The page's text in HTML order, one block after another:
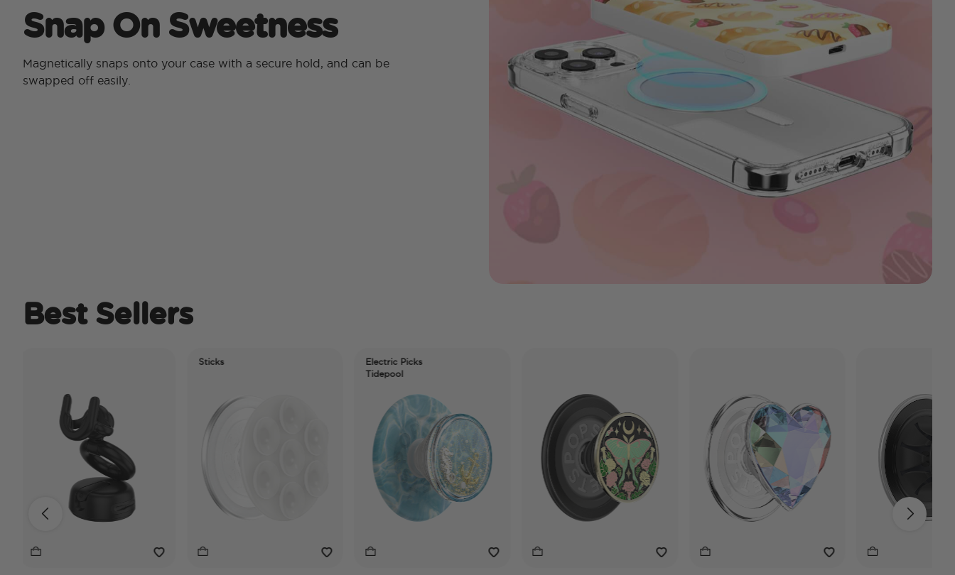
Snap On Sweetness
Magnetically snaps onto your case with a secure hold, and can be
swapped off easily.
Best Sellers
Electric Picks
Tidepool